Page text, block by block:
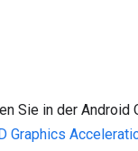
Sie in der Android
Graphics